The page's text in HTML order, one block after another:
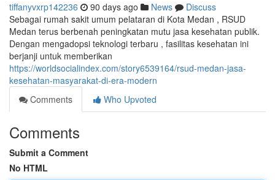
tiffanyvxrp142236 90 days ago News
Discuss
Sebagai rumah sakit umum pelataran di Kota Medan , RSUD
Medan terus berbenah peningkatan mutu jasa kesehatan publik.
Dengan mengadopsi teknologi terbaru , fasilitas kesehatan ini
berjanji untuk memberikan
https://worldsocialindex.com/story6539164/rsud-medan-jasa-
kesehatan-masyarakat-di-era-modern
Comments
Who Upvoted
Comments
Submit a Comment
No HTML